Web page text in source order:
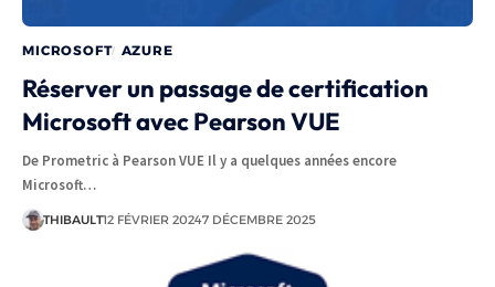
MICROSOFT AZURE
Réserver un passage de certification
Microsoft avec Pearson VUE
De Prometric à Pearson VUE Il y a quelques années encore
Microsoft…
THIBAULT12 FÉVRIER 20247 DÉCEMBRE 2025